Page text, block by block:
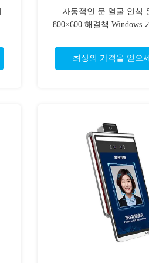
자동적인 문 얼굴 인식
800×600 해결책 Windows
최상의 가격을 얻으